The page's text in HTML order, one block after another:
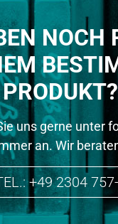
NOCH
PRODUKT?
uns gerne unter
an. Wir
+49 2304